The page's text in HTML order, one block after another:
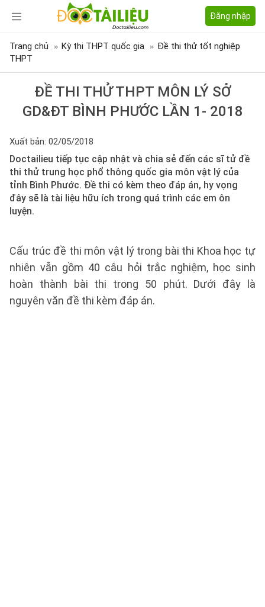
Đăng nhập
Trang chủ Kỳ thi THPT quốc gia
Đề thi thử tốt nghiệp
THPT
ĐỀ THI THỬ THPT MÔN LÝ SỞ
GD&ĐT BÌNH PHƯỚC LẦN 1- 2018
Xuất bản: 02/05/2018
Doctailieu tiếp tục cập nhật và chia sẻ đến các sĩ tử đề
thi thử trung học phổ thông quốc gia môn vật lý của
tỉnh Bình Phước. Đề thi có kèm theo đáp án, hy vọng
đây sẽ là tài liệu hữu ích trong quá trình các em ôn
luyện.
Cấu trúc đề thi môn vật lý trong bài thi Khoa học tự
nhiên vẫn gồm 40 câu hỏi trắc nghiệm, học sinh
hoàn thành bài thi trong 50 phút. Dưới đây là
nguyên văn đề thi kèm đáp án.